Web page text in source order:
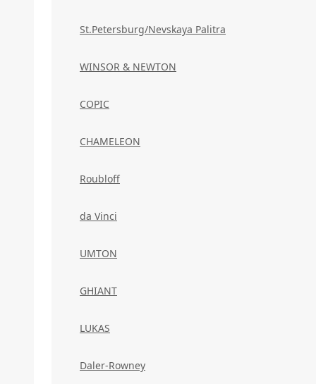
St.Petersburg/Nevskaya Palitra
WINSOR & NEWTON
COPIC
CHAMELEON
Roubloff
da Vinci
UMTON
GHIANT
LUKAS
Daler-Rowney